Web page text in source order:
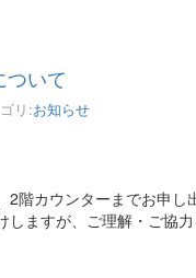
いて
リ:お知らせ
階カウンターまでお申し
しますが、ご理解・ご協